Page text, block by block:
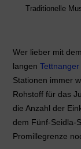
Traditionelle
Wer lieber mit
langen
Stationen immer
Rohstoff für das
die Anzahl der
dem Fünf-Seidla-
Promillegrenze